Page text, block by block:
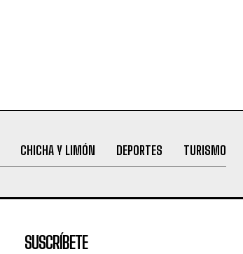
CHICHA Y LIMÓN DEPORTES TURISMO
SUSCRÍBETE